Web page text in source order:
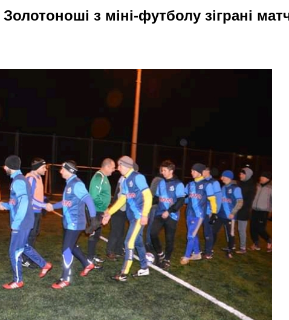
з міні-футболу зіграні